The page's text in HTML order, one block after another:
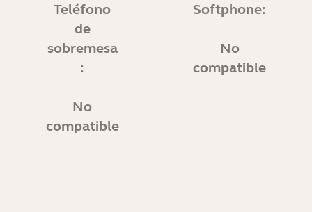
Teléfono
de
sobremesa
:
No
compatible
Softphone:
No
compatible